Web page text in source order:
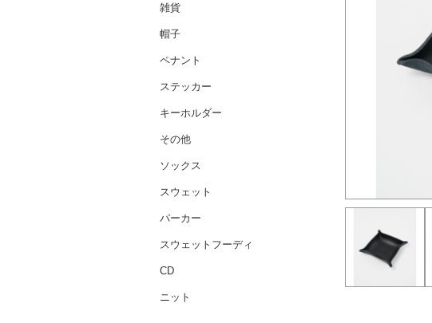
雑貨
帽子
ペナント
ステッカー
キーホルダー
その他
ソックス
スウェット
パーカー
スウェットフーディ
CD
ニット